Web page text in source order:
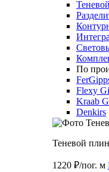
Теневой
По
Flexy
Kraab
Denkirs
Теневой
1220 ₽/пог. м